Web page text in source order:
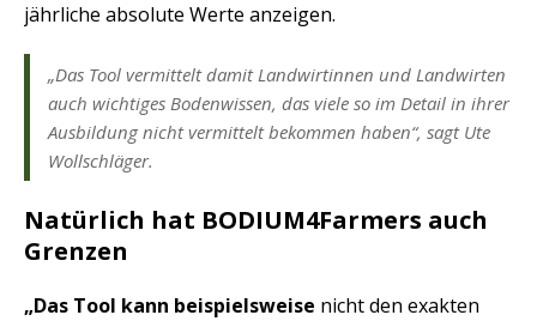
jährliche absolute Werte anzeigen.
„Das Tool vermittelt damit Landwirtinnen und Landwirten
auch wichtiges Bodenwissen, das viele so im Detail in ihrer
Ausbildung nicht vermittelt bekommen haben“, sagt Ute
Wollschläger.
Natürlich hat BODIUM4Farmers auch
Grenzen
„Das Tool kann beispielsweise nicht den exakten